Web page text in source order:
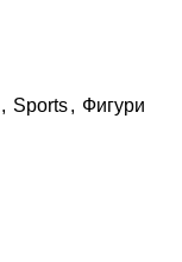
, Sports, Фигури